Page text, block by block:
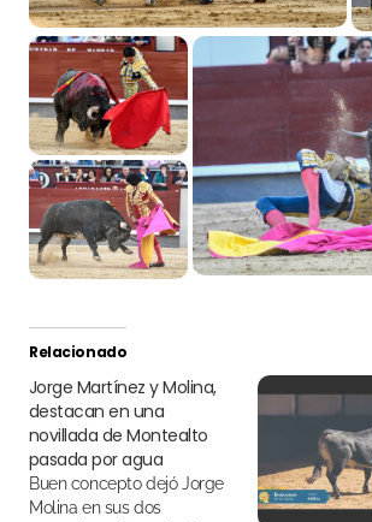
Relacionado
Jorge Martínez y Molina,
destacan en una
novillada de Montealto
pasada por agua
Buen concepto dejó Jorge
Molina en sus dos